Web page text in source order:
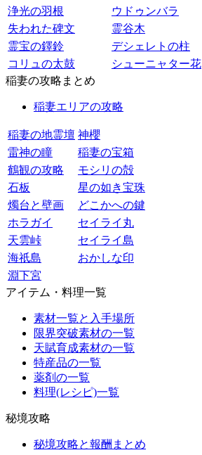
浄光の羽根
ウドゥンバラ
失われた碑文
霊谷木
霊宝の鐸鈴
デシェレトの柱
コリュの太鼓
シューニャター花
稲妻の攻略まとめ
稲妻エリアの攻略
稲妻の地霊壇 神櫻
雷神の瞳
稲妻の宝箱
鶴観の攻略
モシリの殻
石板
星の如き宝珠
燭台と壁画
どこかへの鍵
ホラガイ
セイライ丸
天雲峠
セイライ島
海祇島
おかしな印
淵下宮
アイテム・料理一覧
素材一覧と入手場所
限界突破素材の一覧
天賦育成素材の一覧
特産品の一覧
薬剤の一覧
料理(レシピ)一覧
秘境攻略
秘境攻略と報酬まとめ